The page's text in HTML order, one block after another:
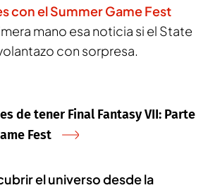
con el Summer Game Fest
mano esa noticia si el State
con sorpresa.
de tener Final Fantasy VII: Parte
Fest
el universo desde la